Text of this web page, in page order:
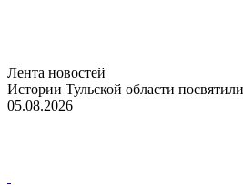
Лента новостей
Истории Тульской области
05.08.2026